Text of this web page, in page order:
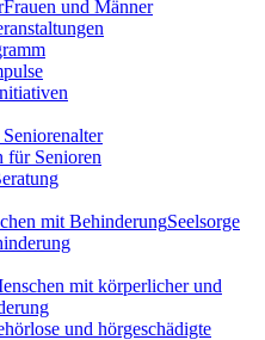
Frauen und Männer
für Senioren
Seelsorge
mit körperlicher und
und hörgeschädigte